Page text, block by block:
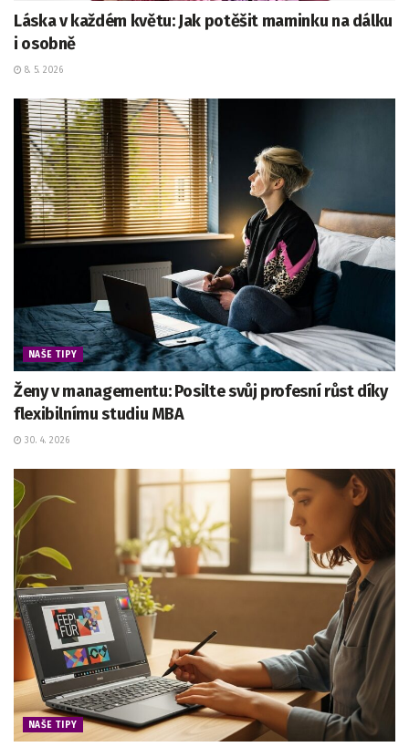
Láska v každém květu: Jak potěšit maminku na dálku
i osobně
8. 5. 2026
NAŠE TIPY
Ženy v managementu: Posilte svůj profesní růst díky
flexibilnímu studiu MBA
30. 4. 2026
NAŠE TIPY